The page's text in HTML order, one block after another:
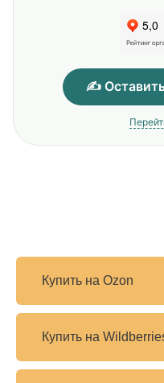
✍️
Купить на Ozon
Купить на